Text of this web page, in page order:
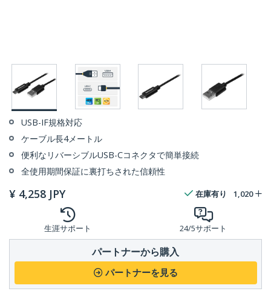
USB-IF規格対応
ケーブル長4メートル
便利なリバーシブルUSB-Cコネクタで簡単接続
全使用期間保証に裏打ちされた信頼性
¥ 4,258 JPY 在庫有り 1,020
生涯サポート 24/5サポート
パートナーから購入
パートナーを見る